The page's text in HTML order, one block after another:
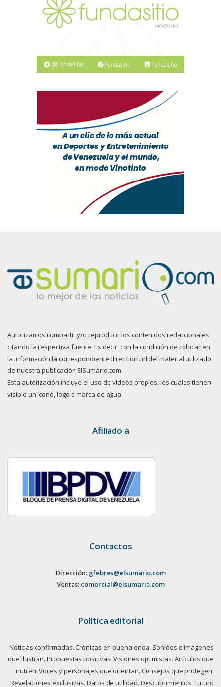
Autorizamos compartir y/o reproducir los contenidos redaccionales
citando la respectiva fuente. Es decir, con la condición de colocar en
la información la correspondiente dirección url del material utilizado
de nuestra publicación ElSumario.com
Esta autorización incluye el uso de videos propios, los cuales tienen
visible un ícono, logo o marca de agua.
Afiliado a
Contactos
Dirección: gfebres@elsumario.com
Ventas: comercial@elsumario.com
Política editorial
Noticias confirmadas. Crónicas en buena onda. Sonidos e imágenes
que ilustran. Propuestas positivas. Visiones optimistas. Artículos que
nutren. Voces y personajes que orientan. Consejos que protegen.
Revelaciones exclusivas. Datos de utilidad. Descubrimientos. Futuro